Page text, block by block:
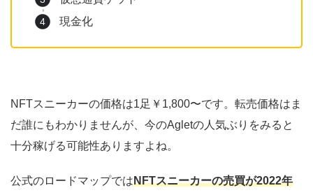
現金化
NFTスニーカーの価格は1足￥1,800〜です。転売価格はま
だ誰にもわかりませんが、今のAgletの人気ぶりをみると
十分稼げる可能性ありますよね。
公式のロードマップではNFTスニーカーの売買が2022年